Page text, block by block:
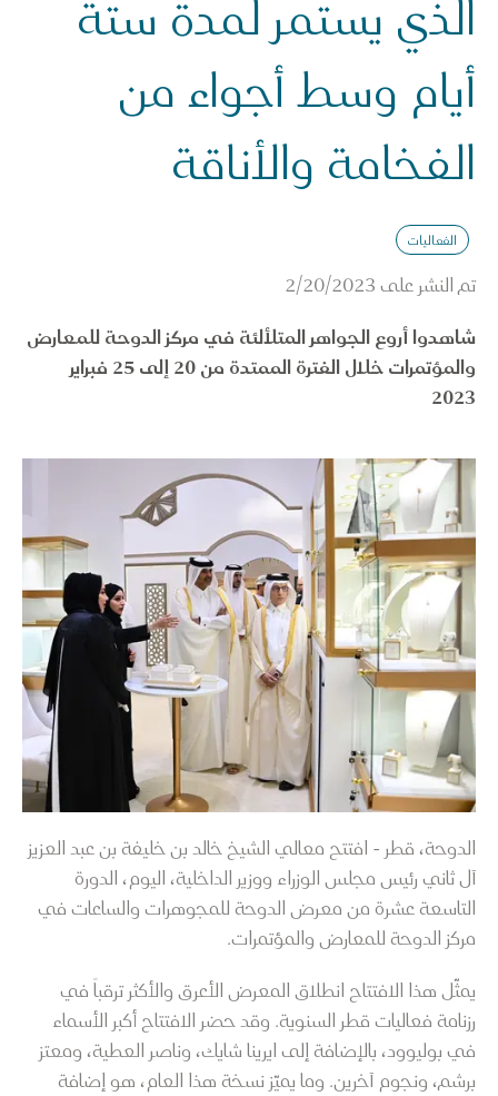
الذي يستمر لمدة ستة
أيام وسط أجواء من
الفخامة والأناقة
الفعاليات
تم النشر على 2/20/2023
شاهدوا أروع الجواهر المتلألئة في مركز الدوحة للمعارض
والمؤتمرات خلال الفترة الممتدة من 20 إلى 25 فبراير
2023
الدوحة، قطر - افتتح معالي الشيخ خالد بن خليفة بن عبد العزيز
آل ثاني رئيس مجلس الوزراء ووزير الداخلية، اليوم، الدورة
التاسعة عشرة من معرض الدوحة للمجوهرات والساعات في
مركز الدوحة للمعارض والمؤتمرات.
يمثّل هذا الافتتاح انطلاق المعرض الأعرق والأكثر ترقباً في
رزنامة فعاليات قطر السنوية. وقد حضر الافتتاح أكبر الأسماء
في بوليوود، بالإضافة إلى ايرينا شايك، وناصر العطية، ومعتز
برشم، ونجوم آخرين. وما يميّز نسخة هذا العام، هو إضافة